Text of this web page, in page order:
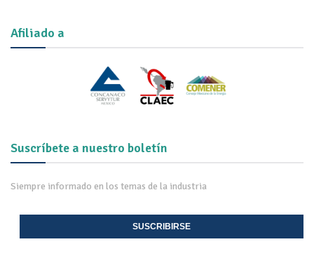
Afiliado a
Suscríbete a nuestro boletín
Siempre informado en los temas de la industria
SUSCRIBIRSE